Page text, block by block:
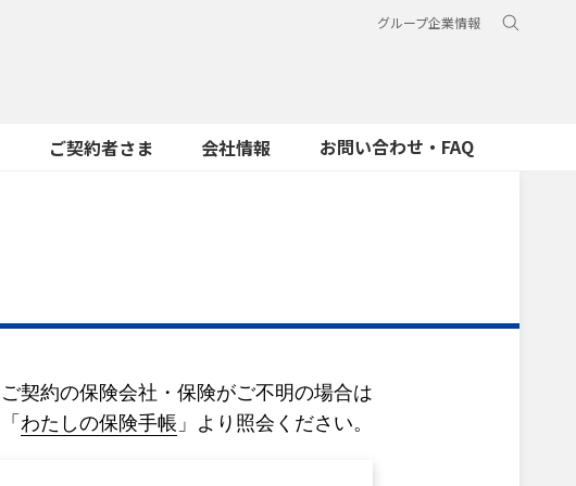
グループ企業情報
ご契約者さま 会社情報 お問い合わせ・FAQ
ご契約の保険会社・保険がご不明の場合は
「 わたしの保険手帳 」より照会ください。